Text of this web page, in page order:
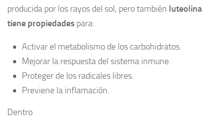
producida por los rayos del sol, pero también luteolina
tiene propiedades para:
Activar el metabolismo de los carbohidratos.
Mejorar la respuesta del sistema inmune.
Proteger de los radicales libres.
Previene la inflamación.
Dentro